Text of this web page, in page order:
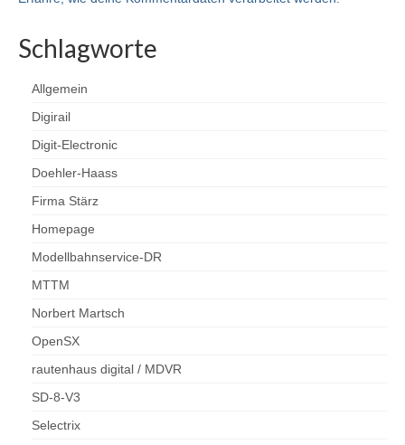
MoBa-Blog
OpenDCC-Links
Kontakt
Schlagworte
Allgemein
Digirail
Digit-Electronic
Doehler-Haass
Firma Stärz
Homepage
Modellbahnservice-DR
MTTM
Norbert Martsch
OpenSX
rautenhaus digital / MDVR
SD-8-V3
Selectrix